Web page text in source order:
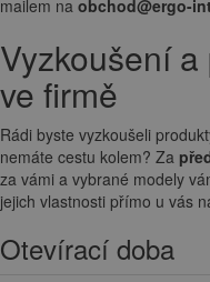
mailem na obchod@ergo-
Vyzkoušení
ve firmě
Rádi byste vyzkoušeli
nemáte cestu kolem? Za
za vámi a vybrané modely
jejich vlastnosti přímo u vás
Otevírací doba